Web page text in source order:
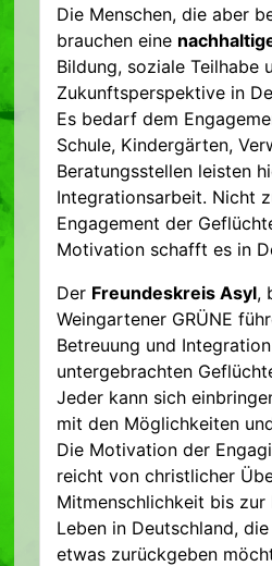
Die Menschen, die aber
brauchen eine
Bildung, soziale Teilhabe
Zukunftsperspektive in
Es bedarf dem
Schule, Kindergärten,
Beratungsstellen leisten
Integrationsarbeit. Nicht
Engagement der
Motivation schafft es in
Der Freundeskreis Asyl,
Weingartener GRÜNE
Betreuung und
untergebrachten
Jeder kann sich
mit den Möglichkeiten
Die Motivation der
reicht von christlicher
Mitmenschlichkeit bis
Leben in Deutschland,
etwas zurückgeben